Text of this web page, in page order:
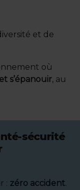
et de
où
s’épanouir, au
sécurité
: zéro accident.